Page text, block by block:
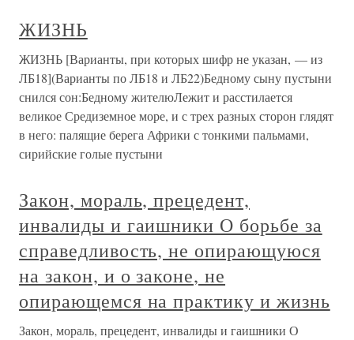
ЖИЗНЬ
ЖИЗНЬ [Варианты, при которых шифр не указан, — из
ЛБ18](Варианты по ЛБ18 и ЛБ22)Бедному сыну пустыни
снился сон:Бедному жителюЛежит и расстилается
великое Средиземное море, и с трех разных сторон глядят
в него: палящие берега Африки с тонкими пальмами,
сирийские голые пустыни
Закон, мораль, прецедент,
инвалиды и гаишники О борьбе за
справедливость, не опирающуюся
на закон, и о законе, не
опирающемся на практику и жизнь
Закон, мораль, прецедент, инвалиды и гаишники О